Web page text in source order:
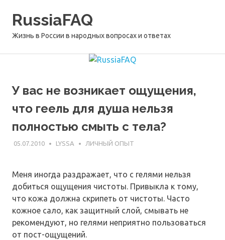
RussiaFAQ
Жизнь в России в народных вопросах и ответах
У вас не возникает ощущения,
что геель для душа нельзя
полностью смыть с тела?
05.07.2010 LYSSA ЛИЧНЫЙ ОПЫТ
Меня иногда раздражает, что с гелями нельзя
добиться ощущения чистоты. Привыкла к тому,
что кожа должна скрипеть от чистоты. Часто
кожное сало, как защитный слой, смывать не
рекомендуют, но гелями неприятно пользоваться
от пост-ощущений.